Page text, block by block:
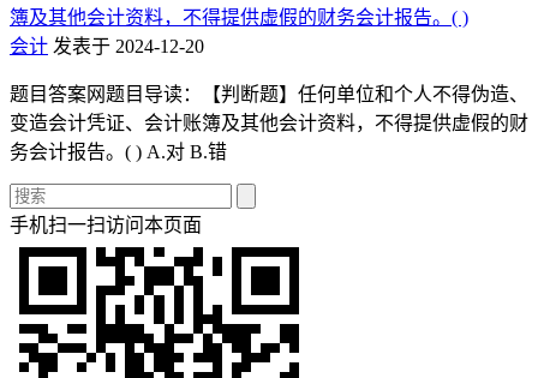
簿及其他会计资料，不得提供虚假的财务会计报告。( )
会计 发表于 2024-12-20
题目答案网题目导读：【判断题】任何单位和个人不得伪造、
变造会计凭证、会计账簿及其他会计资料，不得提供虚假的财
务会计报告。( ) A.对 B.错
手机扫一扫访问本页面